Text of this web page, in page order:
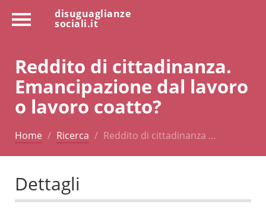
disuguaglianze
sociali.it
Reddito di cittadinanza.
Emancipazione dal lavoro
o lavoro coatto?
Home Ricerca Reddito di cittadinanza …
Dettagli